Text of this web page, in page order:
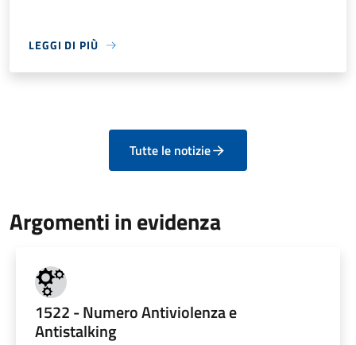
LEGGI DI PIÙ
Tutte le notizie
Argomenti in evidenza
1522 - Numero Antiviolenza e
Antistalking